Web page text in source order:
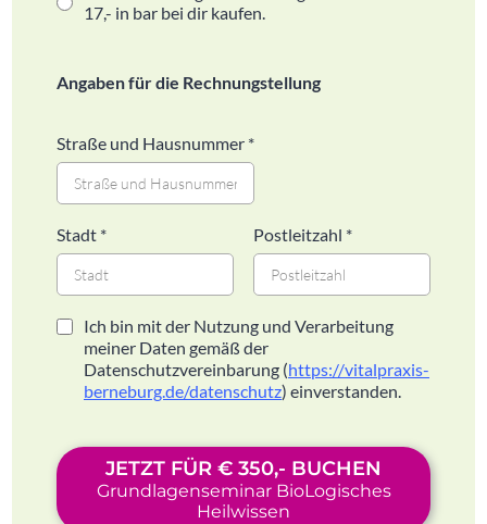
17,- in bar bei dir kaufen.
Angaben für die Rechnungstellung
Straße und Hausnummer *
Stadt * Postleitzahl *
Ich bin mit der Nutzung und Verarbeitung
meiner Daten gemäß der
Datenschutzvereinbarung (https://vitalpraxis-
berneburg.de/datenschutz) einverstanden.
JETZT FÜR € 350,- BUCHEN
Grundlagenseminar BioLogisches
Heilwissen